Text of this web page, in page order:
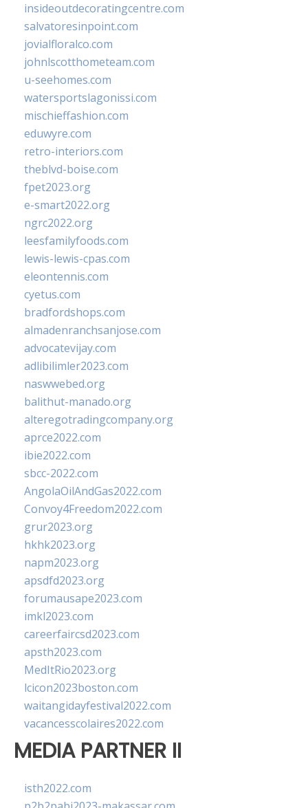
insideoutdecoratingcentre.com
salvatoresinpoint.com
jovialfloralco.com
johnlscotthometeam.com
u-seehomes.com
watersportslagonissi.com
mischieffashion.com
eduwyre.com
retro-interiors.com
theblvd-boise.com
fpet2023.org
e-smart2022.org
ngrc2022.org
leesfamilyfoods.com
lewis-lewis-cpas.com
eleontennis.com
cyetus.com
bradfordshops.com
almadenranchsanjose.com
advocatevijay.com
adlibilimler2023.com
naswwebed.org
balithut-manado.org
alteregotradingcompany.org
aprce2022.com
ibie2022.com
sbcc-2022.com
AngolaOilAndGas2022.com
Convoy4Freedom2022.com
grur2023.org
hkhk2023.org
napm2023.org
apsdfd2023.org
forumausape2023.com
imkl2023.com
careerfaircsd2023.com
apsth2023.com
MedItRio2023.org
lcicon2023boston.com
waitangidayfestival2022.com
vacancesscolaires2022.com
MEDIA PARTNER II
isth2022.com